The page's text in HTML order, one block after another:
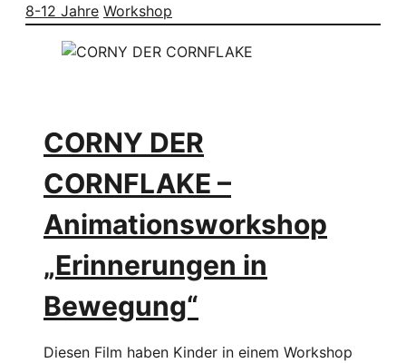
8-12 Jahre Workshop
CORNY DER
CORNFLAKE –
Animationsworkshop
„Erinnerungen in
Bewegung“
Diesen Film haben Kinder in einem Workshop